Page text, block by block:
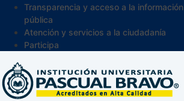
Transparencia y acceso a la información
pública
Atención y servicios a la ciudadanía
Participa